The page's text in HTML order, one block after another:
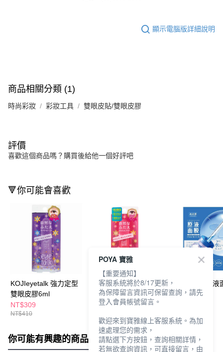
顯示電腦版詳細說明
商品相關分類 (1)
時尚彩妝 彩妝工具 雙眼皮貼/雙眼皮膠
評價
喜歡這個商品嗎？購買後給他一個好評吧
🔻你可能會喜歡
KOJIeyetalk 強力定型
雙眼皮膠6ml
NT$309
NT$410
KOJIeyetalk經典雙眼
皮膠8ml
NT$315
SEXYLOOK原液
B5保濕26ml
你可能有興趣的商品 全站排行
POYA 寶雅
【重要通知】
客服系統將於8/17更新，
為保障留言資訊可保留查詢，請先
登入會員帳號留言。
歡迎來到寶雅線上客服系統。為加
速處理您的需求，
請點選下方按鈕，查詢相關詳情，
若無欲查詢資訊，可直接留言，由